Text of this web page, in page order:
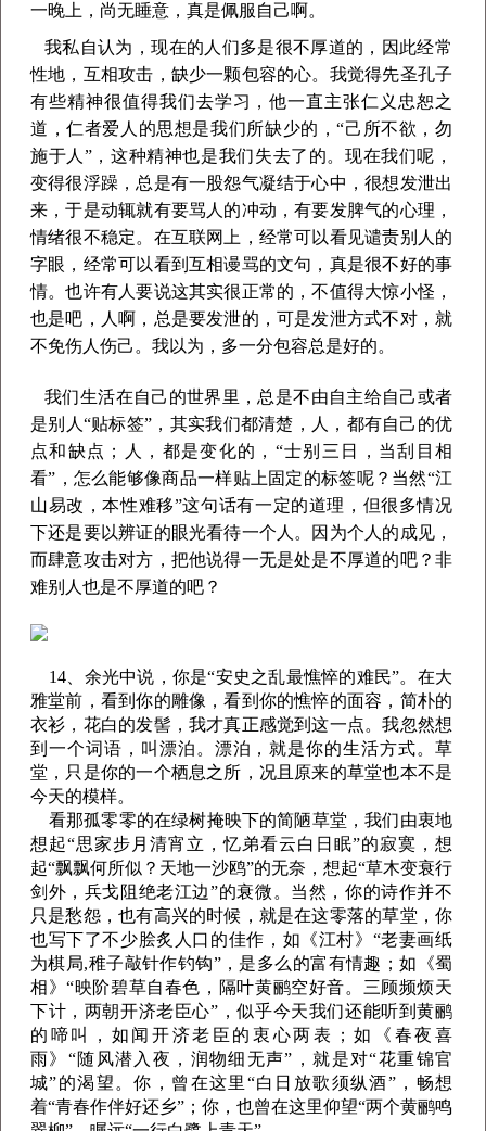
一晚上，尚无睡意，真是佩服自己啊。
我私自认为，现在的人们多是很不厚道的，因此经常
性地，互相攻击，缺少一颗包容的心。我觉得先圣孔子
有些精神很值得我们去学习，他一直主张仁义忠恕之
道，仁者爱人的思想是我们所缺少的，“己所不欲，勿
施于人”，这种精神也是我们失去了的。现在我们呢，
变得很浮躁，总是有一股怨气凝结于心中，很想发泄出
来，于是动辄就有要骂人的冲动，有要发脾气的心理，
情绪很不稳定。在互联网上，经常可以看见谴责别人的
字眼，经常可以看到互相谩骂的文句，真是很不好的事
情。也许有人要说这其实很正常的，不值得大惊小怪，
也是吧，人啊，总是要发泄的，可是发泄方式不对，就
不免伤人伤己。我以为，多一分包容总是好的。
我们生活在自己的世界里，总是不由自主给自己或者
是别人“贴标签”，其实我们都清楚，人，都有自己的优
点和缺点；人，都是变化的，“士别三日，当刮目相
看”，怎么能够像商品一样贴上固定的标签呢？当然“江
山易改，本性难移”这句话有一定的道理，但很多情况
下还是要以辨证的眼光看待一个人。因为个人的成见，
而肆意攻击对方，把他说得一无是处是不厚道的吧？非
难别人也是不厚道的吧？
14、余光中说，你是“安史之乱最憔悴的难民”。在大
雅堂前，看到你的雕像，看到你的憔悴的面容，简朴的
衣衫，花白的发髻，我才真正感觉到这一点。我忽然想
到一个词语，叫漂泊。漂泊，就是你的生活方式。草
堂，只是你的一个栖息之所，况且原来的草堂也本不是
今天的模样。
看那孤零零的在绿树掩映下的简陋草堂，我们由衷地
想起“思家步月清宵立，忆弟看云白日眠”的寂寞，想
起“飘飘何所似？天地一沙鸥”的无奈，想起“草木变衰行
剑外，兵戈阻绝老江边”的衰微。当然，你的诗作并不
只是愁怨，也有高兴的时候，就是在这零落的草堂，你
也写下了不少脍炙人口的佳作，如《江村》“老妻画纸
为棋局,稚子敲针作钓钩”，是多么的富有情趣；如《蜀
相》“映阶碧草自春色，隔叶黄鹂空好音。三顾频烦天
下计，两朝开济老臣心”，似乎今天我们还能听到黄鹂
的啼叫，如闻开济老臣的衷心两表；如《春夜喜
雨》“随风潜入夜，润物细无声”，就是对“花重锦官
城”的渴望。你，曾在这里“白日放歌须纵酒”，畅想
着“青春作伴好还乡”；你，也曾在这里仰望“两个黄鹂鸣